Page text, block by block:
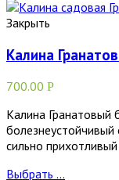
Закрыть
Калина
700.00 Р
Калина Гранатовый
сильно
Выбрать ...